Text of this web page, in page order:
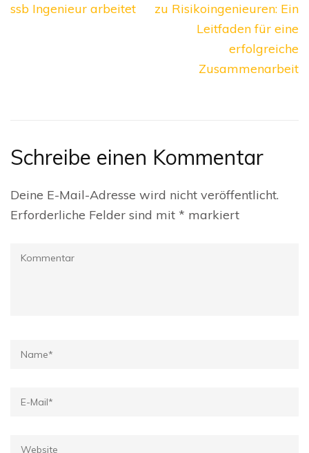
ssb Ingenieur arbeitet
zu Risikoingenieuren: Ein
Leitfaden für eine
erfolgreiche
Zusammenarbeit
Schreibe einen Kommentar
Deine E-Mail-Adresse wird nicht veröffentlicht.
Erforderliche Felder sind mit * markiert
Kommentar
Name*
E-
Website